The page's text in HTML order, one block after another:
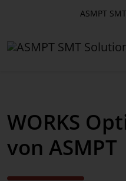
ASMPT
Aktuelles
WORKS
von ASMPT